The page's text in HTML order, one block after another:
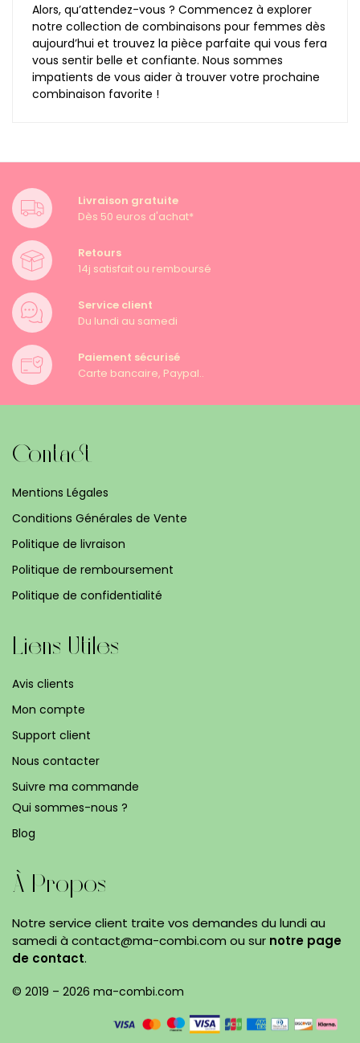
Alors, qu’attendez-vous ? Commencez à explorer
notre collection de combinaisons pour femmes dès
aujourd’hui et trouvez la pièce parfaite qui vous fera
vous sentir belle et confiante. Nous sommes
impatients de vous aider à trouver votre prochaine
combinaison favorite !
Livraison gratuite
Dès 50 euros d'achat*
Retours
14j satisfait ou remboursé
Service client
Du lundi au samedi
Paiement sécurisé
Carte bancaire, Paypal..
Contact
Mentions Légales
Conditions Générales de Vente
Politique de livraison
Politique de remboursement
Politique de confidentialité
Liens Utiles
Avis clients
Mon compte
Support client
Nous contacter
Suivre ma commande
Qui sommes-nous ?
Blog
À Propos
Notre service client traite vos demandes du lundi au
samedi à contact@ma-combi.com ou sur notre page
de contact.
© 2019 – 2026 ma-combi.com